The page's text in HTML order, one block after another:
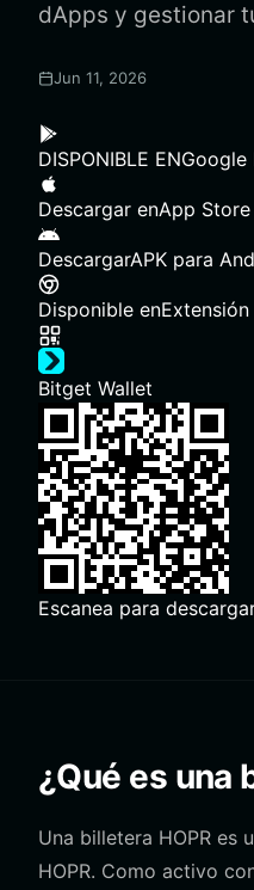
dApps y gestionar
Jun 11, 2026
DISPONIBLE ENGoogle
Descargar enApp Store
DescargarAPK para
Disponible en
Bitget Wallet
Escanea para
¿Qué es una
Una billetera HOPR es
HOPR. Como activo